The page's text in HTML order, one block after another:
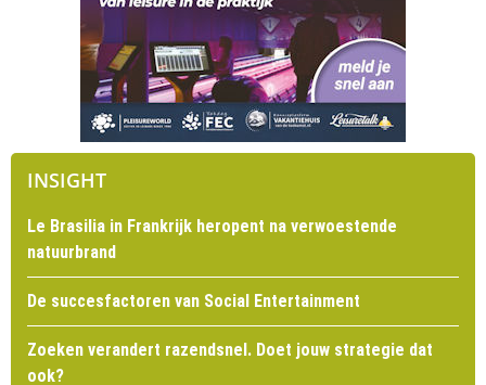
INSIGHT
Le Brasilia in Frankrijk heropent na verwoestende
natuurbrand
De succesfactoren van Social Entertainment
Zoeken verandert razendsnel. Doet jouw strategie dat
ook?